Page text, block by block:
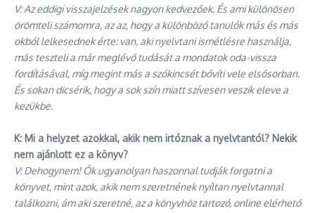
V: Az eddigi visszajelzések nagyon kedvezőek. És ami különösen
örömteli számomra, az az, hogy a különböző tanulók más és más
okból lelkesednek érte: van, aki nyelvtani ismétlésre használja,
más teszteli a már meglévő tudását a mondatok oda-vissza
fordításával, míg megint más a szókincsét bővíti vele elsősorban.
És sokan dicsérik, hogy a sok szín miatt szívesen veszik eleve a
kezükbe.
K: Mi a helyzet azokkal, akik nem irtóznak a nyelvtantól? Nekik
nem ajánlott ez a könyv?
V: Dehogynem! Ők ugyanolyan haszonnal tudják forgatni a
könyvet, mint azok, akik nem szeretnének nyíltan nyelvtannal
találkozni, ám aki szeretné, az a könyvhöz tartozó, online elérhető